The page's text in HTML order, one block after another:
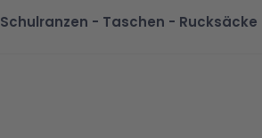
Schulranzen - Taschen - Rucksäcke